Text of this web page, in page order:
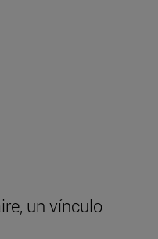
un vínculo